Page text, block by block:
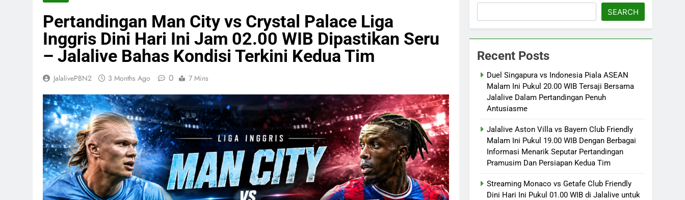
Pertandingan Man City vs Crystal Palace Liga
Inggris Dini Hari Ini Jam 02.00 WIB Dipastikan Seru
– Jalalive Bahas Kondisi Terkini Kedua Tim
JalalivePBN2 3 Months Ago 0 7 Mins
SEARCH
Recent Posts
Duel Singapura vs Indonesia Piala ASEAN
Malam Ini Pukul 20.00 WIB Tersaji Bersama
Jalalive Dalam Pertandingan Penuh
Antusiasme
Jalalive Aston Villa vs Bayern Club Friendly
Malam Ini Pukul 19.00 WIB Dengan Berbagai
Informasi Menarik Seputar Pertandingan
Pramusim Dan Persiapan Kedua Tim
Streaming Monaco vs Getafe Club Friendly
Dini Hari Ini Pukul 01.00 WIB di Jalalive untuk